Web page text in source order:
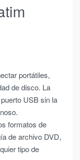
portátiles,
de disco. La
USB sin la
formatos de
de archivo DVD,
tipo de